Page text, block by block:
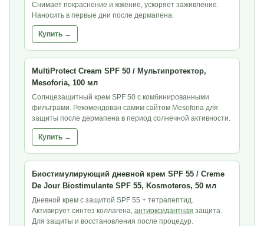
Снимает покраснение и жжение, ускоряет заживление.
Наносить в первые дни после дермапена.
Купить →
MultiProtect Cream SPF 50 / Мультипротектор,
Mesoforia, 100 мл
Солнцезащитный крем SPF 50 с комбинированными
фильтрами. Рекомендован самим сайтом Mesoforia для
защиты после дермапена в период солнечной активности.
Купить →
Биостимулирующий дневной крем SPF 55 / Creme
De Jour Biostimulante SPF 55, Kosmoteros, 50 мл
Дневной крем с защитой SPF 55 + тетрапептид.
Активирует синтез коллагена, антиоксидантная защита.
Для защиты и восстановления после процедур.